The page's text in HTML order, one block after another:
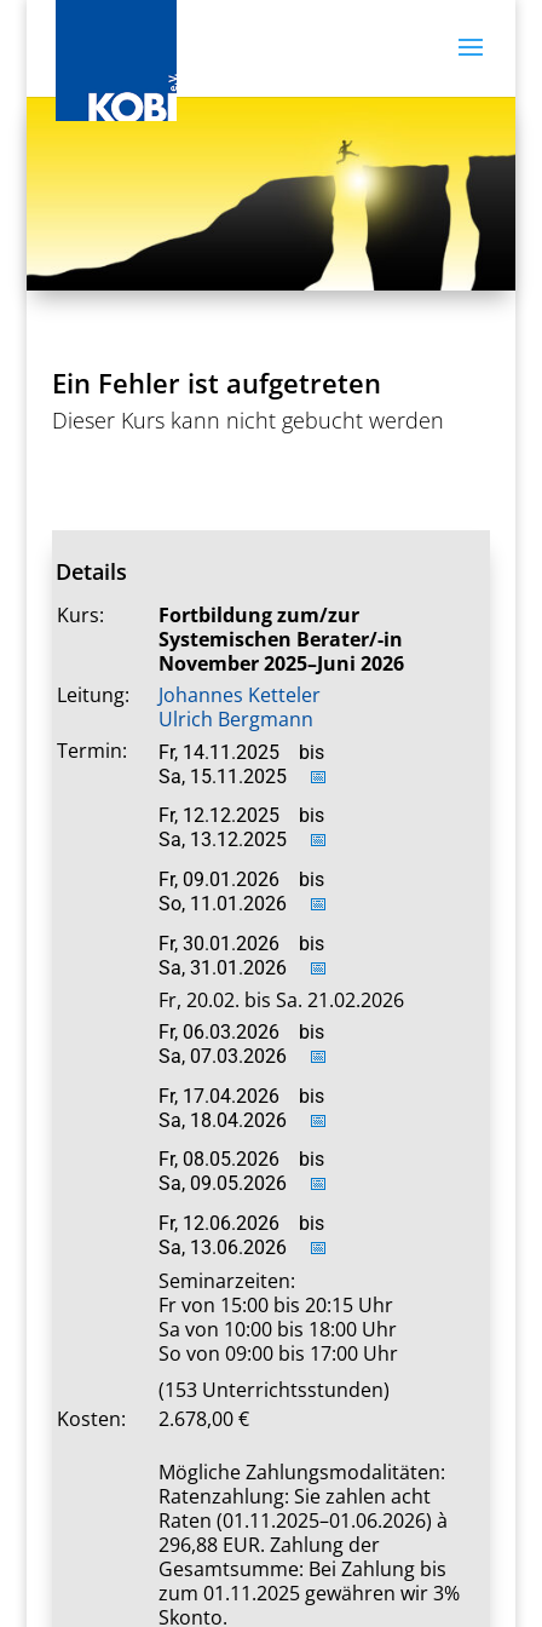
Ein Fehler ist aufgetreten
Dieser Kurs kann nicht gebucht werden
Details
Kurs:
Fortbildung zum/zur
Systemischen Berater/-in
November 2025–Juni 2026
Leitung:
Johannes Ketteler
Ulrich Bergmann
Termin:
Fr, 14.11.2025
bis
Sa, 15.11.2025
📅
Fr, 12.12.2025
bis
Sa, 13.12.2025
📅
Fr, 09.01.2026
bis
So, 11.01.2026
📅
Fr, 30.01.2026
bis
Sa, 31.01.2026
📅
Fr, 20.02. bis Sa. 21.02.2026
Fr, 06.03.2026
bis
Sa, 07.03.2026
📅
Fr, 17.04.2026
bis
Sa, 18.04.2026
📅
Fr, 08.05.2026
bis
Sa, 09.05.2026
📅
Fr, 12.06.2026
bis
Sa, 13.06.2026
📅
Seminarzeiten:
Fr von 15:00 bis 20:15 Uhr
Sa von 10:00 bis 18:00 Uhr
So von 09:00 bis 17:00 Uhr
(153 Unterrichtsstunden)
Kosten:
2.678,00
Mögliche Zahlungsmodalitäten:
Ratenzahlung: Sie zahlen acht
Raten (01.11.2025–01.06.2026) à
296,88 EUR. Zahlung der
Gesamtsumme: Bei Zahlung bis
zum 01.11.2025 gewähren wir 3%
Skonto.